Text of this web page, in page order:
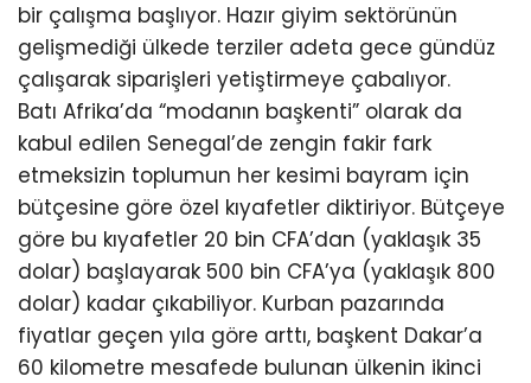
bir çalışma başlıyor. Hazır giyim sektörünün
gelişmediği ülkede terziler adeta gece gündüz
çalışarak siparişleri yetiştirmeye çabalıyor.
Batı Afrika’da “modanın başkenti” olarak da
kabul edilen Senegal’de zengin fakir fark
etmeksizin toplumun her kesimi bayram için
bütçesine göre özel kıyafetler diktiriyor. Bütçeye
göre bu kıyafetler 20 bin CFA’dan (yaklaşık 35
dolar) başlayarak 500 bin CFA’ya (yaklaşık 800
dolar) kadar çıkabiliyor. Kurban pazarında
fiyatlar geçen yıla göre arttı, başkent Dakar’a
60 kilometre mesafede bulunan ülkenin ikinci